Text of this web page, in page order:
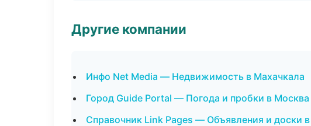
Другие компании
Инфо Net Media — Недвижимость в Махачкала
Город Guide Portal — Погода и пробки в Москва
Справочник Link Pages — Объявления и доски в